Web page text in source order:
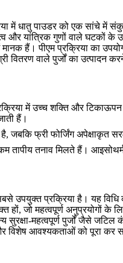
में धातु पाउडर को एक सांचे में
और यांत्रिक गुणों वाले घटकों के
हैं। पीएम प्रक्रिया का
वितरण वाले पुर्जों का
में उच्च शक्ति और
हैं।
है, जबकिफ्री फोर्जिंगअपेक्षाकृत
तापीय तनाव मिलते हैं।
उपयुक्त प्रक्रिया है। यह
हों, जो महत्वपूर्ण अनुप्रयोगों के
महत्वपूर्ण पुर्जों जैसे
और विशेष आवश्यकताओं को पूरा कर